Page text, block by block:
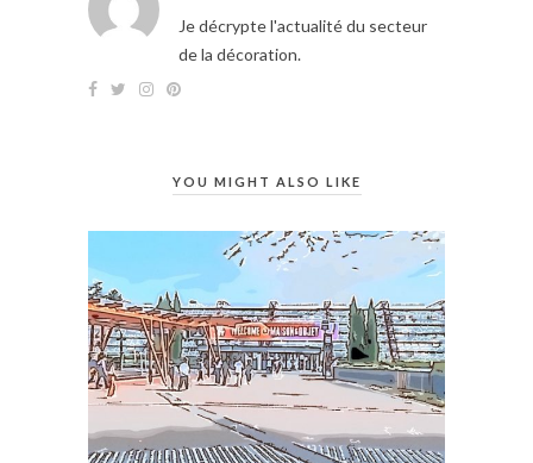
Je décrypte l'actualité du secteur
de la décoration.
YOU MIGHT ALSO LIKE